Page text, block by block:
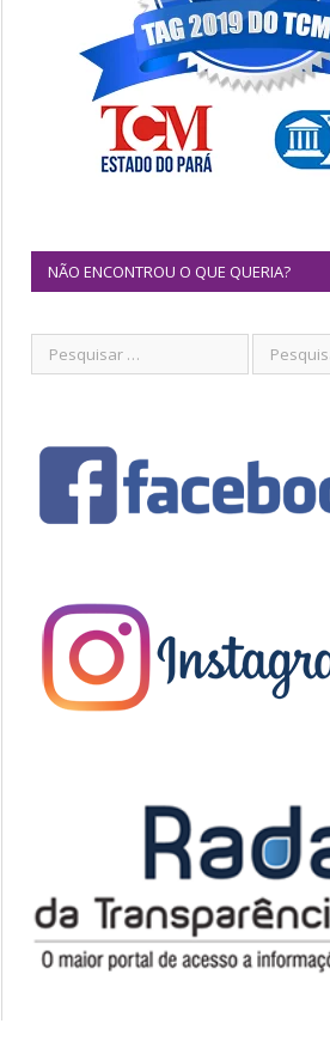
NÃO ENCONTROU O QUE QUERIA?